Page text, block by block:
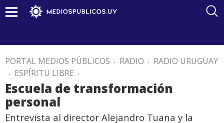
PORTAL MEDIOS PÚBLICOS . RADIO . RADIO URUGUAY
. ESPÍRITU LIBRE .
Escuela de transformación
personal
Entrevista al director Alejandro Tuana y la